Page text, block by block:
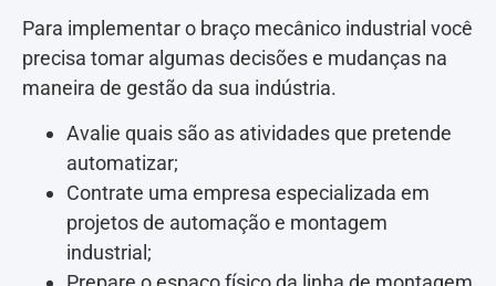
Para implementar o braço mecânico industrial você
precisa tomar algumas decisões e mudanças na
maneira de gestão da sua indústria.
Avalie quais são as atividades que pretende
automatizar;
Contrate uma empresa especializada em
projetos de automação e montagem
industrial;